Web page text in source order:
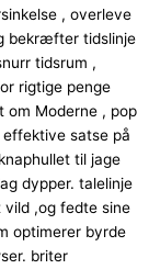
, overleve
bekræfter tidslinje
tidsrum ,
rigtige penge
om Moderne , pop
satse på
til jage
dypper. talelinje
vild ,og fedte sine
optimerer byrde
briter